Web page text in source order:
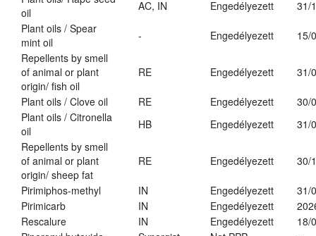
oil
AC, IN Engedélyezett
31/
Plant oils / Spear
mint oil
- Engedélyezett
15/
Repellents by smell
of animal or plant
origin/ fish oil
RE Engedélyezett 31/
Plant oils / Clove oil RE Engedélyezett
30/
Plant oils / Citronella
oil
HB Engedélyezett
31/
Repellents by smell
of animal or plant
origin/ sheep fat
RE Engedélyezett 30/
Pirimiphos-methyl IN Engedélyezett
31/
Pirimicarb
IN Engedélyezett
Rescalure
IN Engedélyezett
18/